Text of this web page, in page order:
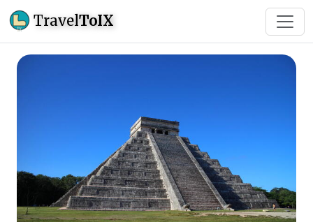
TravelToIX